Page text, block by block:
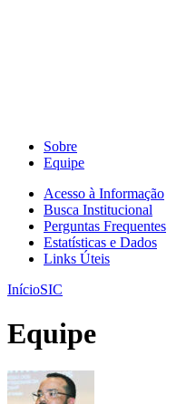
Sobre
Equipe
Acesso à Informação
Busca Institucional
Perguntas Frequentes
Estatísticas e Dados
Links Úteis
InícioSIC
Equipe